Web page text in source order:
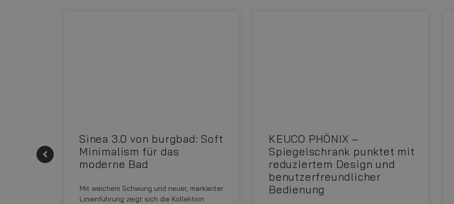
Sinea 3.0 von burgbad: Soft
Minimalism für das
moderne Bad
Mit weichem Schwung und neuer, markanter
Linienführung zeigt sich die Kollektion
KEUCO PHÖNIX –
Spiegelschrank punktet mit
reduziertem Design und
benutzerfreundlicher
Bedienung